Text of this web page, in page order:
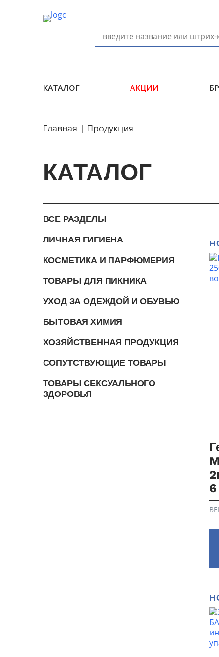
КАТАЛОГ АКЦИИ
Главная Продукция
КАТАЛОГ
ВСЕ РАЗДЕЛЫ
ЛИЧНАЯ ГИГИЕНА
КОСМЕТИКА И ПАРФЮМЕРИЯ
ТОВАРЫ ДЛЯ ПИКНИКА
УХОД ЗА ОДЕЖДОЙ И ОБУВЬЮ
БЫТОВАЯ ХИМИЯ
ХОЗЯЙСТВЕННАЯ ПРОДУКЦИЯ
СОПУТСТВУЮЩИЕ ТОВАРЫ
ТОВАРЫ СЕКСУАЛЬНОГО
ЗДОРОВЬЯ
6